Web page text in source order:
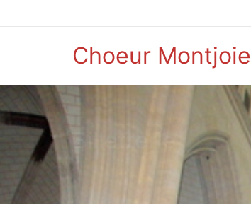
Choeur Montjoie
Billetterie